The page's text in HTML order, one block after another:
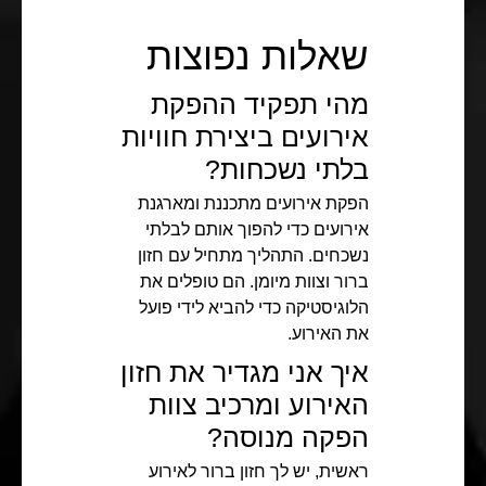
שאלות נפוצות
מהי תפקיד ההפקת
אירועים ביצירת חוויות
בלתי נשכחות?
הפקת אירועים מתכננת ומארגנת
אירועים כדי להפוך אותם לבלתי
נשכחים. התהליך מתחיל עם חזון
ברור וצוות מיומן. הם טופלים את
הלוגיסטיקה כדי להביא לידי פועל
את האירוע.
איך אני מגדיר את חזון
האירוע ומרכיב צוות
הפקה מנוסה?
ראשית, יש לך חזון ברור לאירוע